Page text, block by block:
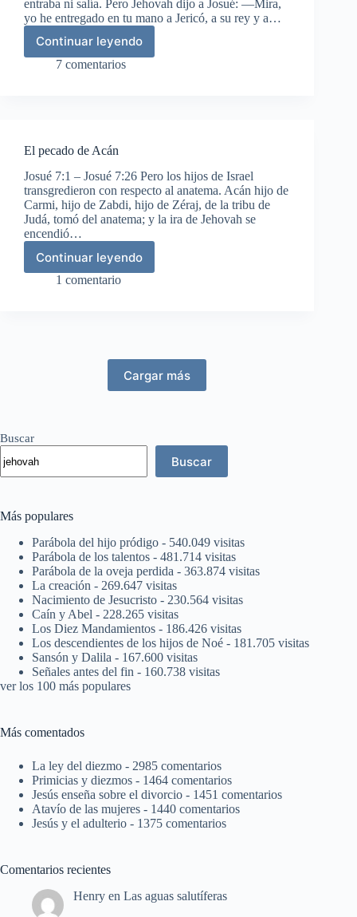
entraba ni salía. Pero Jehovah dijo a Josué: —Mira,
yo he entregado en tu mano a Jericó, a su rey y a…
Continuar leyendo
La
toma
7 comentarios
El pecado de Acán
Josué 7:1 – Josué 7:26 Pero los hijos de Israel
transgredieron con respecto al anatema. Acán hijo de
Carmi, hijo de Zabdi, hijo de Zéraj, de la tribu de
Judá, tomó del anatema; y la ira de Jehovah se
encendió…
Continuar leyendo
El
pecado
1 comentario
Cargar más
Buscar
Buscar
Más populares
Parábola del hijo pródigo - 540.049 visitas
Parábola de los talentos - 481.714 visitas
Parábola de la oveja perdida - 363.874 visitas
La creación - 269.647 visitas
Nacimiento de Jesucristo - 230.564 visitas
Caín y Abel - 228.265 visitas
Los Diez Mandamientos - 186.426 visitas
Los descendientes de los hijos de Noé - 181.705 visitas
Sansón y Dalila - 167.600 visitas
Señales antes del fin - 160.738 visitas
ver los 100 más populares
Más comentados
La ley del diezmo - 2985 comentarios
Primicias y diezmos - 1464 comentarios
Jesús enseña sobre el divorcio - 1451 comentarios
Atavío de las mujeres - 1440 comentarios
Jesús y el adulterio - 1375 comentarios
Comentarios recientes
Henry en Las aguas salutíferas